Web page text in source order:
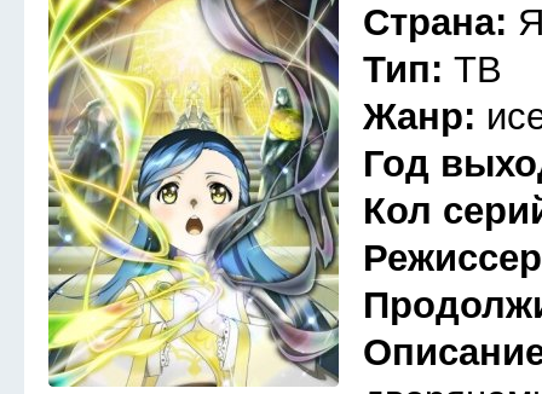
Страна:
Тип: ТВ
Жанр:
Год
Кол